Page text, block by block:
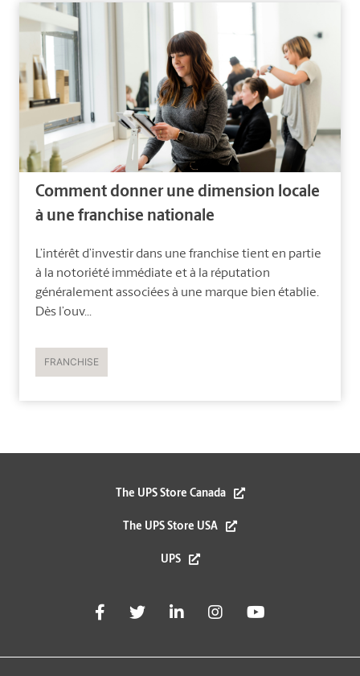
Comment donner une dimension locale
à une franchise nationale
L’intérêt d’investir dans une franchise tient en partie
à la notoriété immédiate et à la réputation
généralement associées à une marque bien établie.
Dès l’ouv...
FRANCHISE
The UPS Store Canada
The UPS Store USA
UPS